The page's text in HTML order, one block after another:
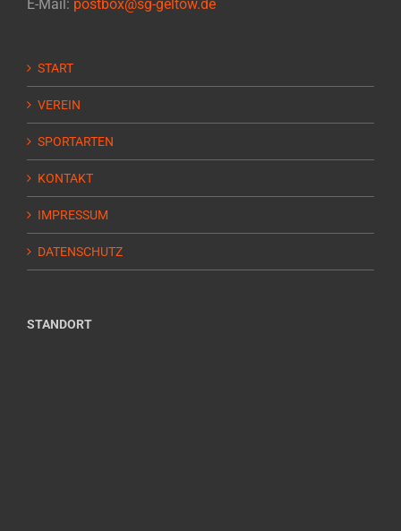
E-Mail: postbox@sg-geltow.de
START
VEREIN
SPORTARTEN
KONTAKT
IMPRESSUM
DATENSCHUTZ
STANDORT